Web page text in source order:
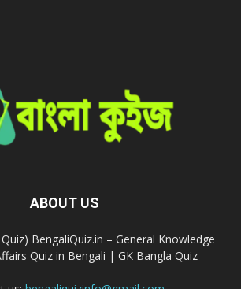
ABOUT US
Quiz) BengaliQuiz.in – General Knowledge
Quiz in Bengali | GK Bangla Quiz